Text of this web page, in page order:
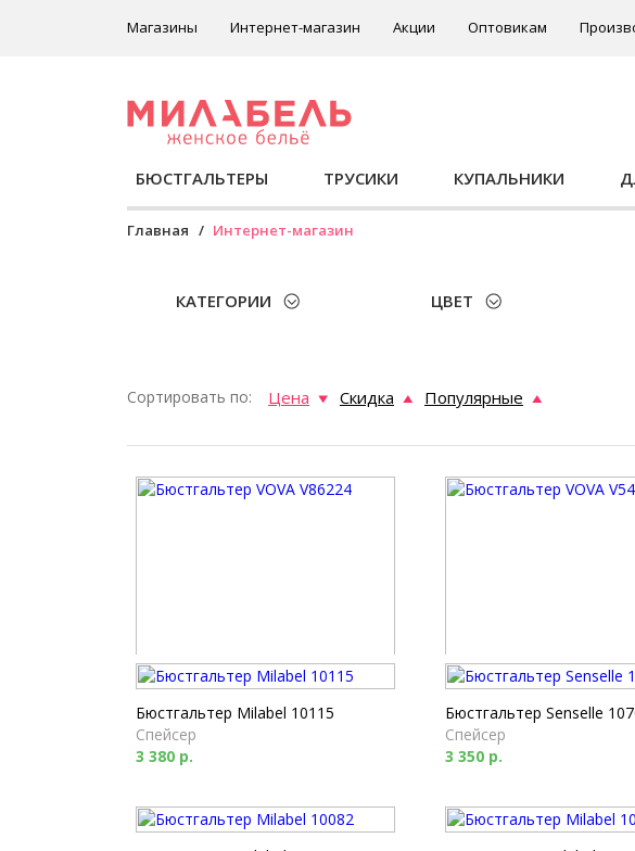
Магазины Интернет-магазин Акции Оптовикам
БЮСТГАЛЬТЕРЫ ТРУСИКИ КУПАЛЬНИКИ
Главная Интернет-магазин
КАТЕГОРИИ ЦВЕТ
Сортировать по: Цена Скидка Популярные
Бюстгальтер VOVA V86224
Формованный
4 250 р.
Бюстгальтер VOVA
Спейсер
4 180 р.
Бюстгальтер Milabel 10115
Спейсер
3 380 р.
Бюстгальтер Senselle
Спейсер
3 350 р.